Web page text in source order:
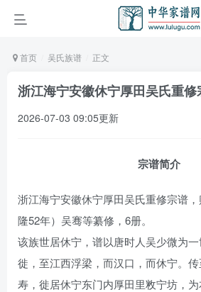
首页 吴氏族谱 正文
浙江海宁安徽休宁厚田吴氏重修
2026-07-03 09:05更新
宗谱简介
浙江海宁安徽休宁厚田吴氏重修宗谱
隆52年）吴骞等纂修，6册。
该族世居休宁，谱以唐时人吴少微为
徙，至江西浮梁，而汉口，而休宁。
寿，徙居休宁东门内厚田里敉宁坊，